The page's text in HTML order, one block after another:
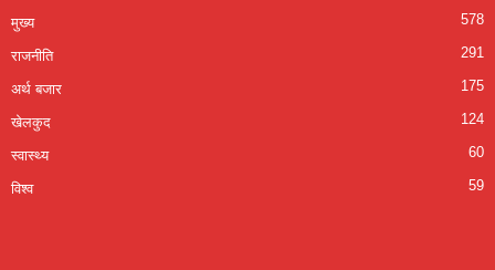
मुख्य 578
राजनीति 291
अर्थ बजार 175
खेलकुद 124
स्वास्थ्य 60
विश्व 59